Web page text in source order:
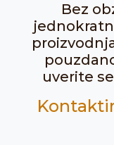
Bez
uverite